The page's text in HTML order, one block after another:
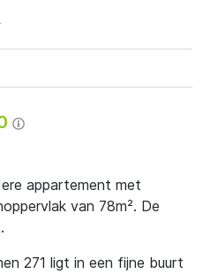
appartement met
van 78m². De
271 ligt in een fijne buurt